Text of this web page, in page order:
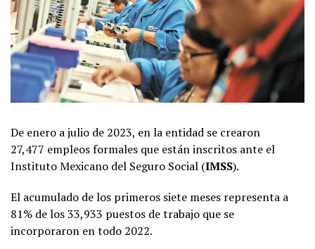
De enero a julio de 2023, en la entidad se crearon
27,477 empleos formales que están inscritos ante el
Instituto Mexicano del Seguro Social (IMSS).
El acumulado de los primeros siete meses representa a
81% de los 33,933 puestos de trabajo que se
incorporaron en todo 2022.